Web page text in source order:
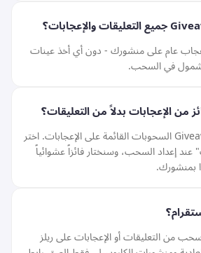
عام على منشورك - دون أي أخذ عينات
في السحب.
من الإعجابات بدلاً من التعليقات؟
بالتأكيد. يدعم GiveawayPick السحوبات القائمة على الإعجابات. اختر
عند إعداد السحب، وسنختار فائزاً عشوائياً
بمنشورك.
من التعليقات أو الإعجابات على ريلز